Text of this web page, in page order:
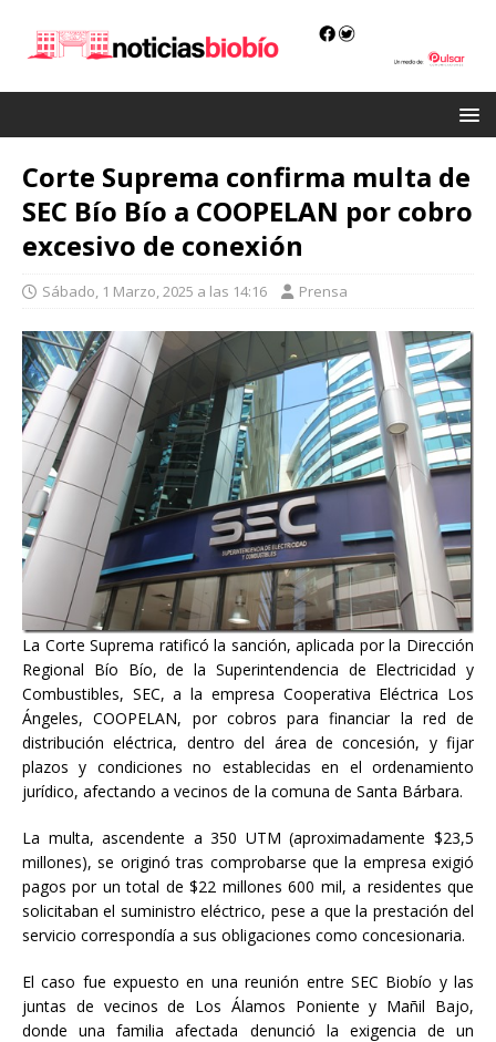
Corte Suprema confirma multa de
SEC Bío Bío a COOPELAN por cobro
excesivo de conexión
Sábado, 1 Marzo, 2025 a las 14:16 Prensa
La Corte Suprema ratificó la sanción, aplicada por la Dirección
Regional Bío Bío, de la Superintendencia de Electricidad y
Combustibles, SEC, a la empresa Cooperativa Eléctrica Los
Ángeles, COOPELAN, por cobros para financiar la red de
distribución eléctrica, dentro del área de concesión, y fijar
plazos y condiciones no establecidas en el ordenamiento
jurídico, afectando a vecinos de la comuna de Santa Bárbara.
La multa, ascendente a 350 UTM (aproximadamente $23,5
millones), se originó tras comprobarse que la empresa exigió
pagos por un total de $22 millones 600 mil, a residentes que
solicitaban el suministro eléctrico, pese a que la prestación del
servicio correspondía a sus obligaciones como concesionaria.
El caso fue expuesto en una reunión entre SEC Biobío y las
juntas de vecinos de Los Álamos Poniente y Mañil Bajo,
donde una familia afectada denunció la exigencia de un